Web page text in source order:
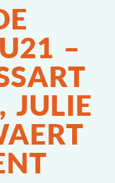
–
JULIE